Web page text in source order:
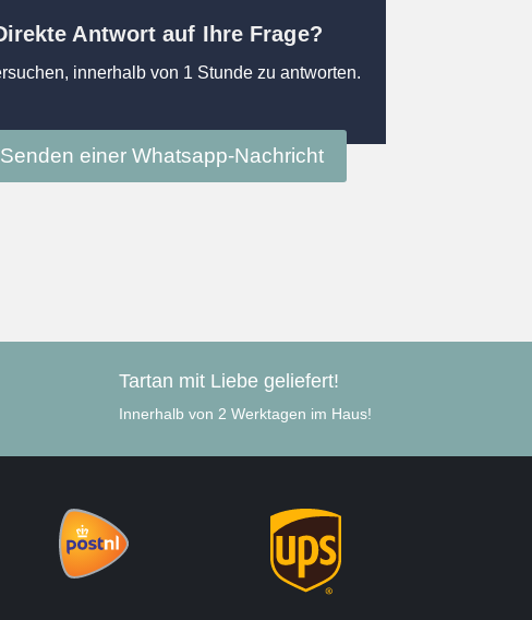
Antwort auf Ihre Frage?
innerhalb von 1 Stunde zu antworten.
Senden einer Whatsapp-Nachricht
Tartan mit Liebe geliefert!
Innerhalb von 2 Werktagen im Haus!